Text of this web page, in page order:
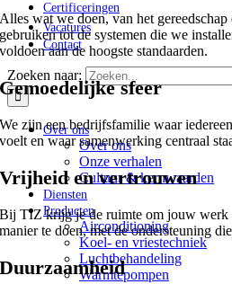
Certificeringen
Vacatures
Contact
Zoeken naar:
Over ons
Over ons
Onze verhalen
Cultuur & kernwaarden
Diensten
Producten
Airconditioning
Koel- en vriestechniek
Luchtbehandeling
Warmtepompen
Alles wat we doen, van het gereedschap
gebruiken tot de systemen die we
voldoen aan de hoogste standaarden.
Gemoedelijke sfeer
We zijn een bedrijfsfamilie waar
voelt en waar samenwerking centraal
Vrijheid en vertrouwen
Bij TIZ krijg je de ruimte om jouw werk
manier te doen, met de ondersteuning
Duurzaamheid